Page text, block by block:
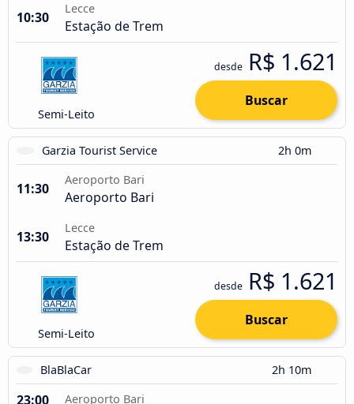
10:30
Lecce
Estação de Trem
Semi-Leito
desde R$ 1.621
Buscar
Garzia Tourist Service 2h 0m
11:30
Aeroporto Bari
Aeroporto Bari
13:30
Lecce
Estação de Trem
Semi-Leito
desde R$ 1.621
Buscar
BlaBlaCar 2h 10m
23:00 Aeroporto Bari